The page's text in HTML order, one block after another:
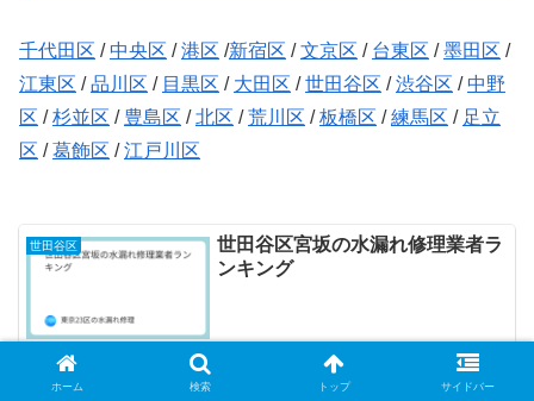
千代田区 /中央区 /港区 /新宿区 /文京区 / 台東区 /墨田区 /
江東区 /品川区 / 目黒区 / 大田区 /世田谷区 /渋谷区 /中野
区 /杉並区 / 豊島区 /北区 /荒川区 /板橋区 /練馬区 / 足立
区 /葛飾区 /江戸川区
世田谷区
世田谷区宮坂の水漏れ修理業者ラ
ンキング
2026.07.16
世田谷区 世田谷区桜の水漏れ修理業者ラン
ホーム 検索 トップ サイドバー